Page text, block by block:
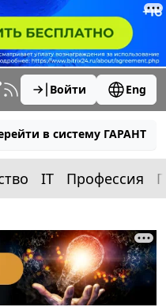
Войти Eng
в систему ГАРАНТ
IT Профессия